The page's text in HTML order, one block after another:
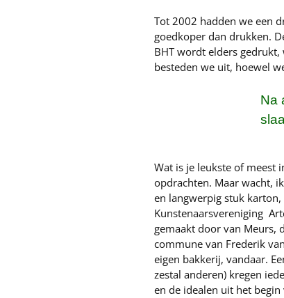
Tot 2002 hadden we een
goedkoper dan drukken.
BHT wordt elders
besteden we uit, hoewel
Na
Wat is je leukste of meest
opdrachten. Maar wacht,
en langwerpig stuk
Kunstenaarsvereniging
gemaakt door van Meurs,
commune van Frederik
eigen bakkerij, vandaar.
zestal anderen) kregen
en de idealen uit het begin